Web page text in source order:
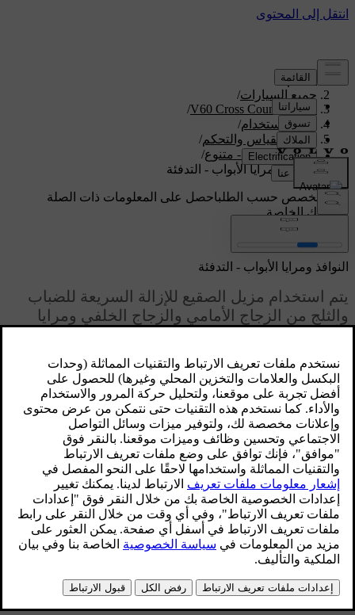
الدعم/
جميع السيارات/
V60 Cross Country 2018
/
دليل الاستخدام/
اجهزة القياس والتحكم/
أزرار التحكم - متنوع/
النوافذ ومرايا الأبواب - التدفئة
دعم مخصص حسب الطلباحصل على المعلومات ذات الصلة
بسيارتك الخاصة.
تسجيل الدخول
محدّث ٠٨‏/٠٦‏/٢٠٢٣
النوافذ ومرايا الأبواب - التدفئة
يتم استخدام مزيل الصقيع للإزالة السريعة للضباب
والثلج من الزجاج الأمامي والزجاج الخلفي ومرايا
تدفئة الزجاج الأمامي*، مرايا الأبواب والنافذة الخلفية
التدفئة، الزجاج الأمامي
التدفئة، مرايا الأبواب والنافذة الخلفية
تستخدم الوظيفة لإزالة الجليد والضباب من الزجاج الأمامي مرايا
الأبواب والنافذة الخلفية.